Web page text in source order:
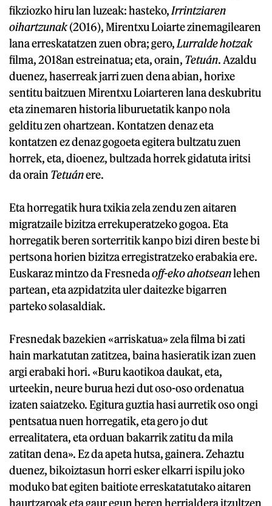
fikziozko hiru lan luzeak: hasteko, Irrintziaren
oihartzunak(2016), Mirentxu Loiarte zinemagilearen
lana erreskatatzen zuen obra; gero, Lurralde hotzak
filma, 2018an estreinatua; eta, orain, Tetuán. Azaldu
duenez, haserreak jarri zuen dena abian, horixe
sentitu baitzuen Mirentxu Loiarteren lana deskubritu
eta zinemaren historia liburuetatik kanpo nola
gelditu zen ohartzean. Kontatzen denaz eta
kontatzen ez denaz gogoeta egitera bultzatu zuen
horrek, eta, dioenez, bultzada horrek gidatuta iritsi
da orain Tetuánere.
Eta horregatik hura txikia zela zendu zen aitaren
migratzaile bizitza errekuperatzeko gogoa. Eta
horregatik beren sorterritik kanpo bizi diren beste bi
pertsona horien bizitza erregistratzeko erabakia ere.
Euskaraz mintzo da Fresnedaoff-eko ahotseanlehen
partean, eta azpidatzita uler daitezke bigarren
parteko solasaldiak.
Fresnedak bazekien «arriskatua» zela filma bi zati
hain markatutan zatitzea, baina hasieratik izan zuen
argi erabaki hori. «Buru kaotikoa daukat, eta,
urteekin, neure burua hezi dut oso-oso ordenatua
izaten saiatzeko. Egitura guztia hasi aurretik oso ongi
pentsatua nuen horregatik, eta gero jo dut
errealitatera, eta orduan bakarrik zatitu da mila
zatitan dena». Ez da apeta hutsa, gainera. Zehaztu
duenez, bikoiztasun horri esker elkarri ispilu joko
moduko bat egiten baitiote erreskatatutako aitaren
haurtzaroak eta gaur egun beren herrialdera itzultzen